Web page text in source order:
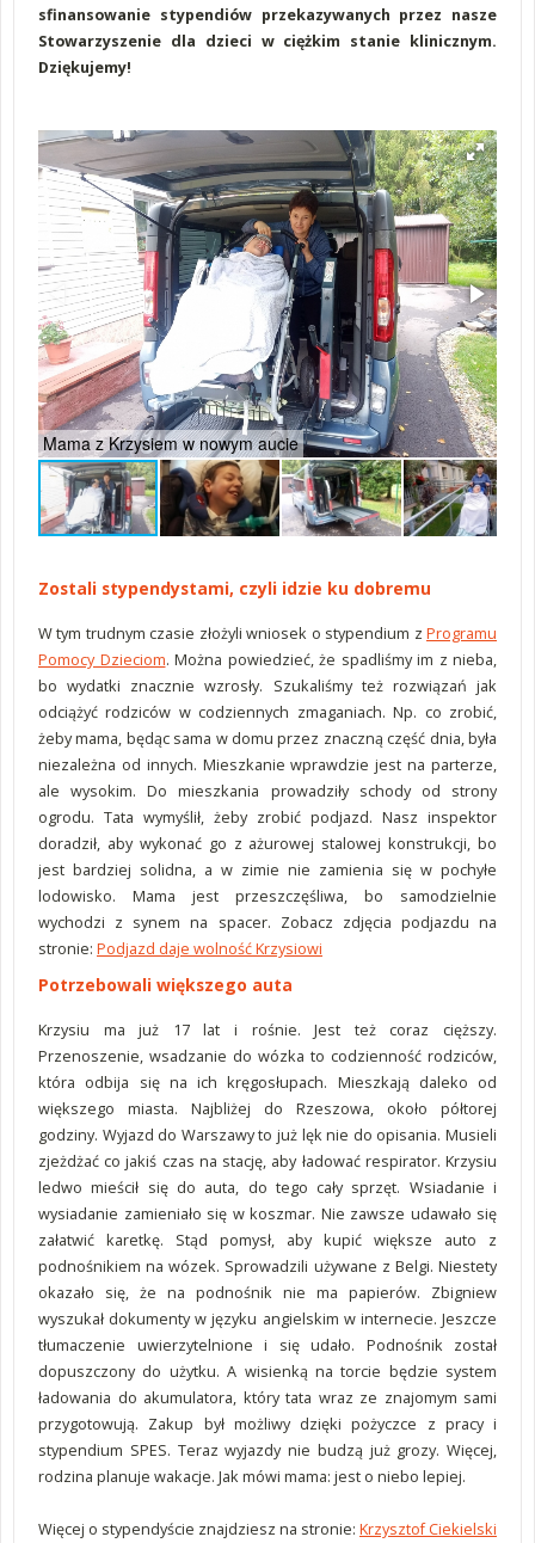
sfinansowanie stypendiów przekazywanych przez nasze
Stowarzyszenie dla dzieci w ciężkim stanie klinicznym.
Dziękujemy!
Mama z Krzysiem w nowym aucie
Zostali stypendystami, czyli idzie ku dobremu
W tym trudnym czasie złożyli wniosek o stypendium z Programu
Pomocy Dzieciom. Można powiedzieć, że spadliśmy im z nieba,
bo wydatki znacznie wzrosły. Szukaliśmy też rozwiązań jak
odciążyć rodziców w codziennych zmaganiach. Np. co zrobić,
żeby mama, będąc sama w domu przez znaczną część dnia, była
niezależna od innych. Mieszkanie wprawdzie jest na parterze,
ale wysokim. Do mieszkania prowadziły schody od strony
ogrodu. Tata wymyślił, żeby zrobić podjazd. Nasz inspektor
doradził, aby wykonać go z ażurowej stalowej konstrukcji, bo
jest bardziej solidna, a w zimie nie zamienia się w pochyłe
lodowisko. Mama jest przeszczęśliwa, bo samodzielnie
wychodzi z synem na spacer. Zobacz zdjęcia podjazdu na
stronie: Podjazd daje wolność Krzysiowi
Potrzebowali większego auta
Krzysiu ma już 17 lat i rośnie. Jest też coraz cięższy.
Przenoszenie, wsadzanie do wózka to codzienność rodziców,
która odbija się na ich kręgosłupach. Mieszkają daleko od
większego miasta. Najbliżej do Rzeszowa, około półtorej
godziny. Wyjazd do Warszawy to już lęk nie do opisania. Musieli
zjeżdżać co jakiś czas na stację, aby ładować respirator. Krzysiu
ledwo mieścił się do auta, do tego cały sprzęt. Wsiadanie i
wysiadanie zamieniało się w koszmar. Nie zawsze udawało się
załatwić karetkę. Stąd pomysł, aby kupić większe auto z
podnośnikiem na wózek. Sprowadzili używane z Belgi. Niestety
okazało się, że na podnośnik nie ma papierów. Zbigniew
wyszukał dokumenty w języku angielskim w internecie. Jeszcze
tłumaczenie uwierzytelnione i się udało. Podnośnik został
dopuszczony do użytku. A wisienką na torcie będzie system
ładowania do akumulatora, który tata wraz ze znajomym sami
przygotowują. Zakup był możliwy dzięki pożyczce z pracy i
stypendium SPES. Teraz wyjazdy nie budzą już grozy. Więcej,
rodzina planuje wakacje. Jak mówi mama: jest o niebo lepiej.
Więcej o stypendyście znajdziesz na stronie: Krzysztof Ciekielski